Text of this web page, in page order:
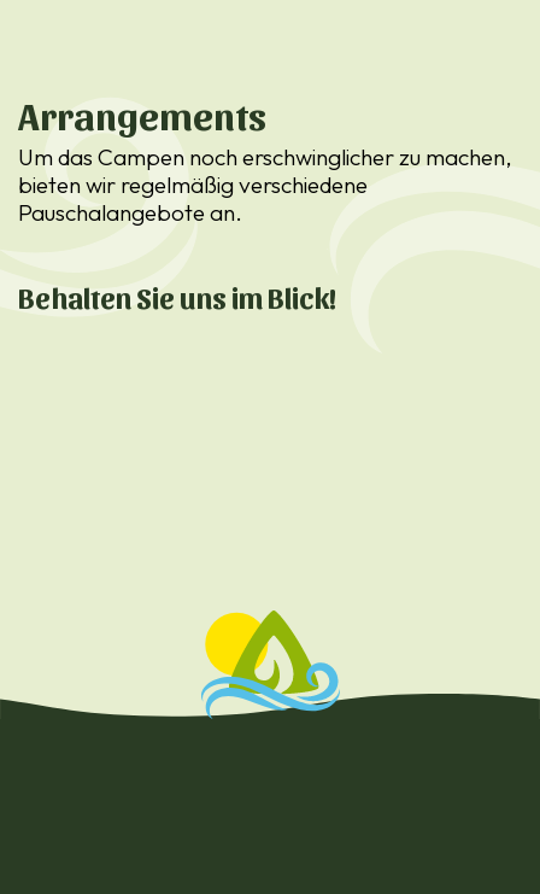
Arrangements
Um das Campen noch erschwinglicher zu machen,
bieten wir regelmäßig verschiedene
Pauschalangebote an.
Behalten Sie uns im Blick!